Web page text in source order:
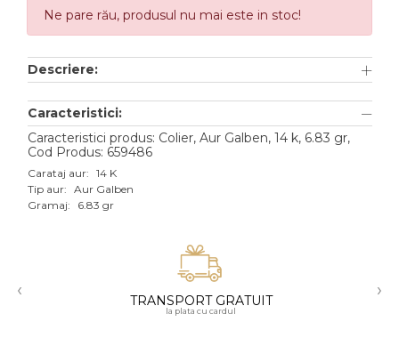
Accesorii
TIP METAL
Aur galben
Aur alb
Aur roz
Aur mixt
18K
Ne pare rău, produsul nu mai este in stoc!
Descriere:
Caracteristici:
Caracteristici produs: Colier, Aur Galben, 14 k, 6.83 gr,
Cod Produs: 659486
Carataj aur: 14 K
Tip aur: Aur Galben
Gramaj:
6.83 gr
‹ TRANSPORT GRATUIT
la plata cu cardul
›